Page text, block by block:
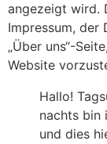
angezeigt wird.
Impressum, der
„Über uns“-
Website
Hallo!
nachts bin
und dies